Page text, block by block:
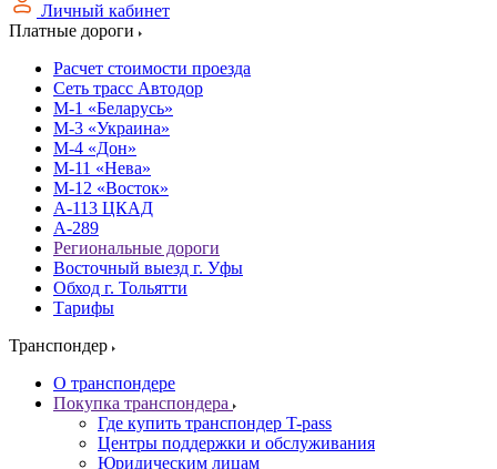
Личный кабинет
Платные дороги
Расчет стоимости проезда
Сеть трасс Автодор
М-1 «Беларусь»
М-3 «Украина»
М-4 «Дон»
М-11 «Нева»
М-12 «Восток»
А-113 ЦКАД
А-289
Региональные дороги
Восточный выезд г. Уфы
Обход г. Тольятти
Тарифы
Транспондер
О транспондере
Покупка транспондера
Где купить транспондер T-pass
Центры поддержки и обслуживания
Юридическим лицам